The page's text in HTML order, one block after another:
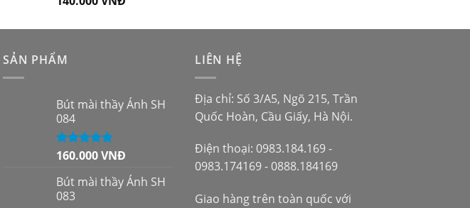
SẢN PHẨM
Bút mài thầy Ánh SH
084
Được xếp
sao
160.000VNĐ
Bút mài thầy Ánh SH
083
LIÊN HỆ
Địa chỉ: Số 3/A5, Ngõ 215, Trần
Quốc Hoàn, Cầu Giấy, Hà Nội.
Điện thoại: 0983.184.169 -
0983.174169 - 0888.184169
Giao hàng trên toàn quốc với